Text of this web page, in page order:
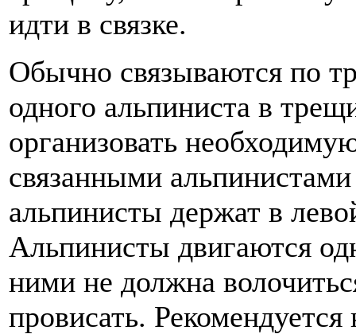
идти в связке.
Обычно связываются по
одного альпиниста в
организовать
связанными
альпинисты держат в
Альпинисты двигаются
ними не должна
провисать.